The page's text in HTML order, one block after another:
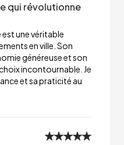
qui révolutionne
une véritable
en ville. Son
généreuse et son
incontournable. Je
et sa praticité au